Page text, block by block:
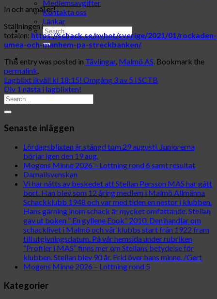
Medlemsavgifter
Kontakta oss
Länkar
In och anmäl er!
Ställningen i
totalen: https://schack.se/nyhet/sverige/2021/01/rockaden-
umea-och-manhem-pa-streckbanken/
This entry was posted in Tävlingar, Malmö AS. Bookmark the
permalink.
Lagblixt ikväll kl 18:15! Omgång 3 av 5 i SCTB
Div 1 nästa i lagblixten!
Senaste inläggen
Lördagsblixten är stängd tom 29 augusti. Juniorerna
börjar igen den 19 aug.
Mogens Minne 2026 – Lottning rond 6 samt resultat
Damallsvenskan
Vi har nåtts av beskedet att Stellan Persson MAS har gått
bort. Han blev som 12 åring medlem i Malmö Allmänna
Schackklubb 1948 och var med tiden en nestor i klubben.
Hans gärning inom schack är mycket omfattande. Stellan
gav ut boken ” En gyllene Epok” 2010. Den handlar om
schacklivet i Malmö och vår klubbs start från 1922 fram
till utgivningsdatum. På vår hemsida under rubriken
“Profiler i MAS” finns mer om Stellans betydelse för
klubben. Stellan blev 90 år. Frid över hans minne. /Gert
Mogens Minne 2026 – Lottning rond 5
Kategorier